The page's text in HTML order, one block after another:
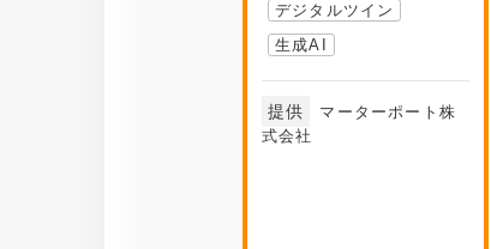
デジタルツイン
生成AI
提供
マーターポート株
式会社